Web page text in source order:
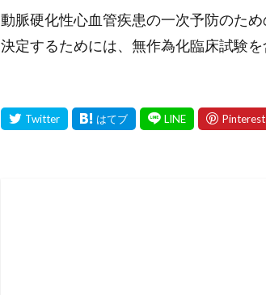
動脈硬化性心血管疾患の一次予防のた
決定するためには、無作為化臨床試験